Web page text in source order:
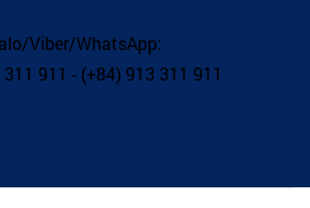
Viber/WhatsApp:
911 - (+84) 913 311 911